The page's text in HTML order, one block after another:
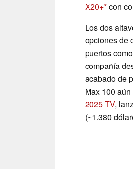
X20+ con
Los dos
opciones de
puertos
compañía
acabado de
Max 100
2025 TV,
(~1.380